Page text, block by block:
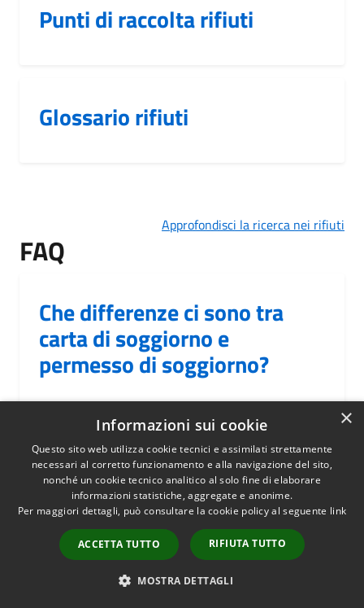
Punti di raccolta rifiuti
Glossario rifiuti
Approfondisci la ricerca nei rifiuti
FAQ
Che differenze ci sono tra
carta di soggiorno e
permesso di soggiorno?
Come apporre una firma
elettronica? Chi deve
firmare? Quali documenti?
Con quale tipo di firma?
×
Informazioni sui cookie
Questo sito web utilizza cookie tecnici e assimilati strettamente
necessari al corretto funzionamento e alla navigazione del sito,
nonché un cookie tecnico analitico al solo fine di elaborare
informazioni statistiche, aggregate e anonime.
Per maggiori dettagli, può consultare la cookie policy al seguente link
ACCETTA TUTTO RIFIUTA TUTTO
MOSTRA DETTAGLI